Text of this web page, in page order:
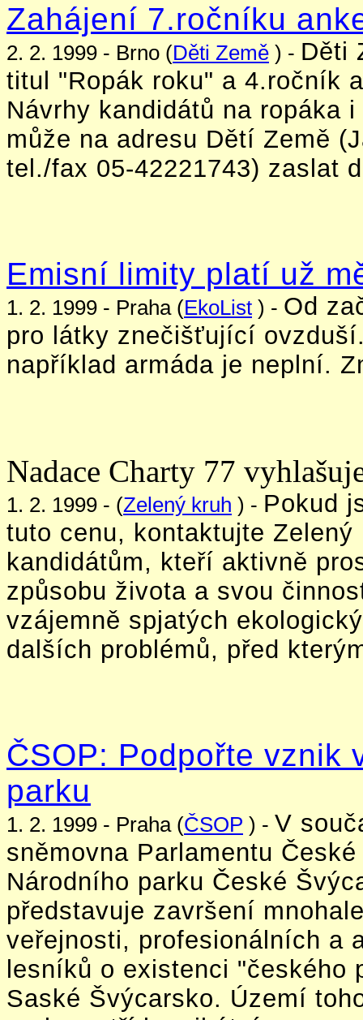
Zahájení 7.ročníku
2. 2. 1999 - Brno (Děti Země ) - Děti
titul "Ropák roku" a 4.ročník
Návrhy kandidátů na ropáka
může na adresu Dětí Země
tel./fax 05-42221743) zaslat
Emisní limity platí už
1. 2. 1999 - Praha (EkoList ) - Od
pro látky znečišťující
například armáda je neplní.
Nadace Charty 77
1. 2. 1999 - (Zelený kruh ) - Pokud
tuto cenu, kontaktujte
kandidátům, kteří aktivně
způsobu života a svou
vzájemně spjatých
dalších problémů, před
ČSOP: Podpořte vznik
parku
1. 2. 1999 - Praha (ČSOP ) - V
sněmovna Parlamentu
Národního parku České
představuje završení
veřejnosti, profesionálních a
lesníků o existenci "českého
Saské Švýcarsko. Území